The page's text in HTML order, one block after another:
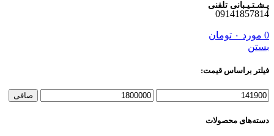
پـشـتـیـبانی تلفنی
09141857814
0 مورد ۰ تومان
بستن
فیلتر براساس قیمت:
حداقل
حداكثر
صافی
دسته‌های محصولات